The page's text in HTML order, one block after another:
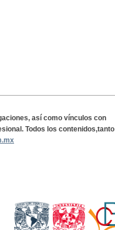
así como vínculos con
Todos los contenidos,tanto